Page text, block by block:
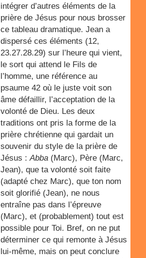
intégrer d’autres éléments de la
prière de Jésus pour nous brosser
ce tableau dramatique. Jean a
dispersé ces éléments (12,
23.27.28.29) sur l’heure qui vient,
le sort qui attend le Fils de
l’homme, une référence au
psaume 42 où le juste voit son
âme défaillir, l’acceptation de la
volonté de Dieu. Les deux
traditions ont pris la forme de la
prière chrétienne qui gardait un
souvenir du style de la prière de
Jésus :Abba (Marc), Père (Marc,
Jean), que ta volonté soit faite
(adapté chez Marc), que ton nom
soit glorifié (Jean), ne nous
entraîne pas dans l’épreuve
(Marc), et (probablement) tout est
possible pour Toi. Bref, on ne put
déterminer ce qui remonte à Jésus
lui-même, mais on peut conclure